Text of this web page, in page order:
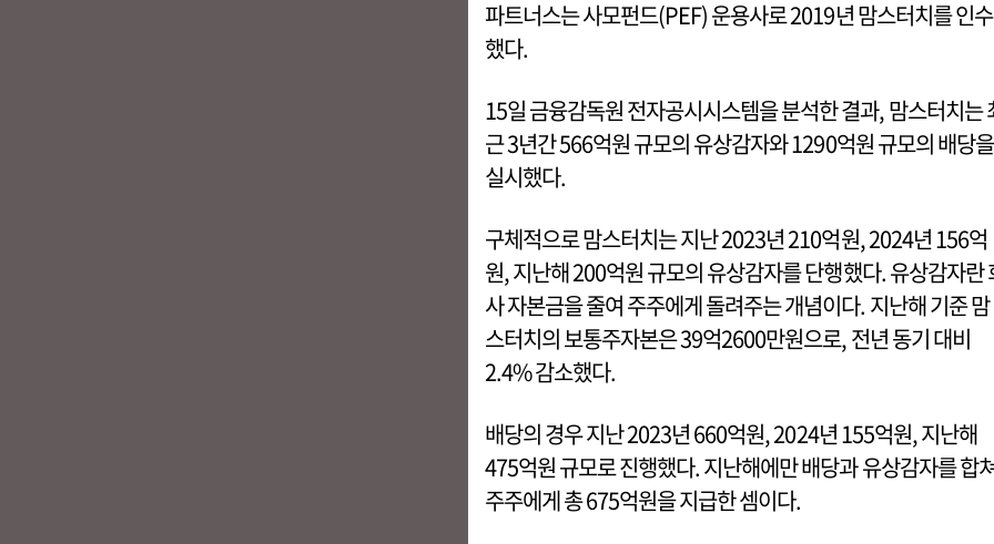
파트너스는 사모펀드(PEF) 운용사로 2019년 맘스터치를 인수
했다.
15일 금융감독원 전자공시시스템을 분석한 결과, 맘스터치는
근 3년간 566억원 규모의 유상감자와 1290억원 규모의 배당을
실시했다.
구체적으로 맘스터치는 지난 2023년 210억원, 2024년 156억
원, 지난해 200억원 규모의 유상감자를 단행했다. 유상감자란
사 자본금을 줄여 주주에게 돌려주는 개념이다. 지난해 기준 맘
스터치의 보통주자본은 39억2600만원으로, 전년 동기 대비
2.4% 감소했다.
배당의 경우 지난 2023년 660억원, 2024년 155억원, 지난해
475억원 규모로 진행했다. 지난해에만 배당과 유상감자를 합
주주에게 총 675억원을 지급한 셈이다.